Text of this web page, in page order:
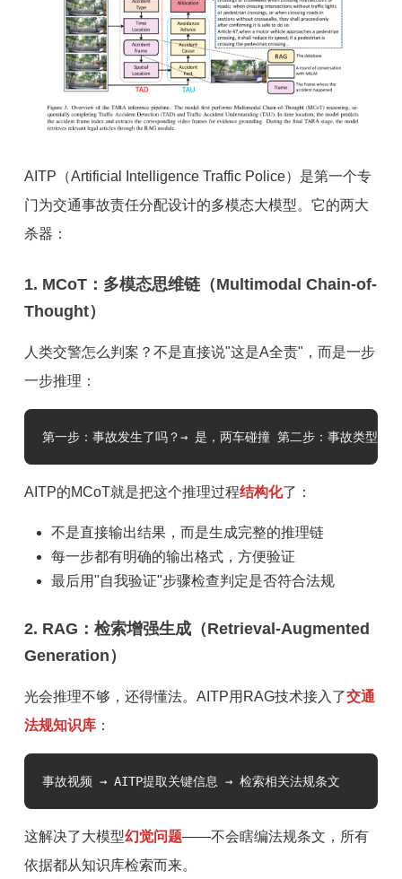
AITP（Artificial Intelligence Traffic Police）是第一个专
门为交通事故责任分配设计的多模态大模型。它的两大
杀器：
1. MCoT：多模态思维链（Multimodal Chain-of-
Thought）
人类交警怎么判案？不是直接说"这是A全责"，而是一步
一步推理：
第一步：事故发生了吗？→ 是，两车碰撞 第二步：事故类型？
AITP的MCoT就是把这个推理过程结构化了：
不是直接输出结果，而是生成完整的推理链
每一步都有明确的输出格式，方便验证
最后用"自我验证"步骤检查判定是否符合法规
2. RAG：检索增强生成（Retrieval-Augmented
Generation）
光会推理不够，还得懂法。AITP用RAG技术接入了交通
法规知识库：
事故视频 → AITP提取关键信息 → 检索相关法规条文
这解决了大模型幻觉问题——不会瞎编法规条文，所有
依据都从知识库检索而来。